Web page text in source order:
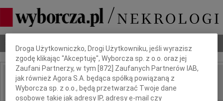
Nekrologi Odeszli Poradnik pogrzebowy
IMIĘ I NAZWISKO: Zbigniew Mirkowicz
Dbamy o Twoją prywatność
Droga Użytkowniczko, Drogi Użytkowniku, jeśli wyrazisz
zgodę klikając "Akceptuję", Wyborcza sp. z o.o. oraz jej
Zaufani Partnerzy, w tym [872 ] Zaufanych Partnerów IAB,
jak również Agora S.A. będąca spółką powiązaną z
Wyborcza sp. z o.o., będą przetwarzać Twoje dane
osobowe takie jak adresy IP, adresy e-mail czy